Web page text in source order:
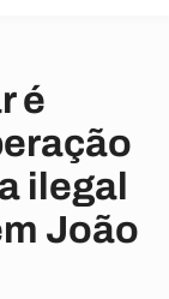
é
ilegal
João